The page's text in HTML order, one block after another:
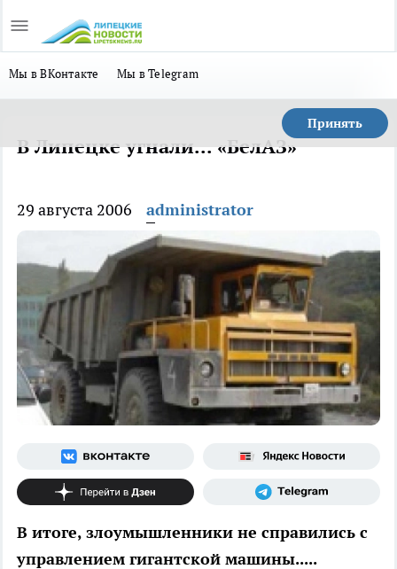
Мы в ВКонтакте Мы в Telegram
Принять
В Липецке угнали... «БелАЗ»
29 августа 2006 administrator
В итоге, злоумышленники не справились с
управлением гигантской машины.....